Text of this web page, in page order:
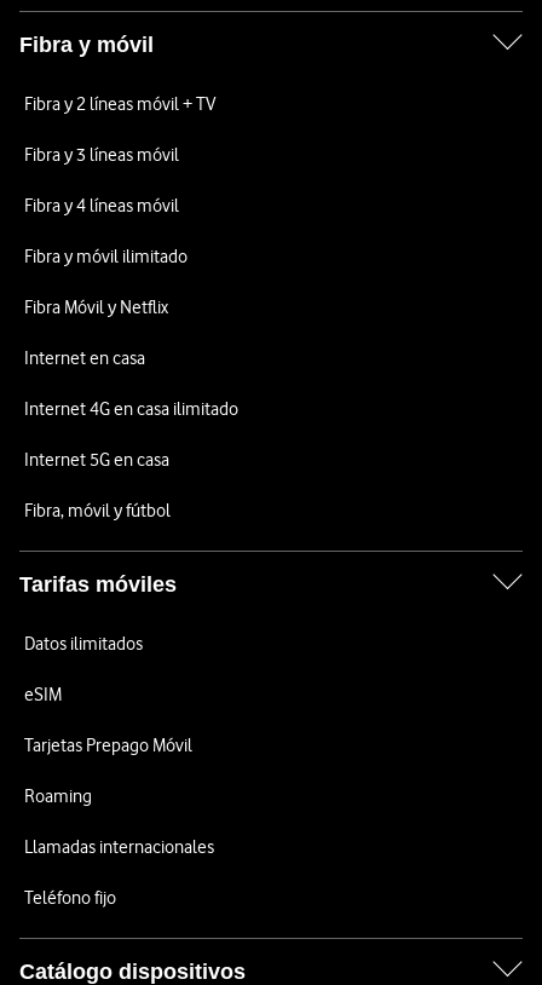
Fibra y móvil
Fibra y 2 líneas móvil + TV
Fibra y 3 líneas móvil
Fibra y 4 líneas móvil
Fibra y móvil ilimitado
Fibra Móvil y Netflix
Internet en casa
Internet 4G en casa ilimitado
Internet 5G en casa
Fibra, móvil y fútbol
Tarifas móviles
Datos ilimitados
eSIM
Tarjetas Prepago Móvil
Roaming
Llamadas internacionales
Teléfono fijo
Catálogo dispositivos